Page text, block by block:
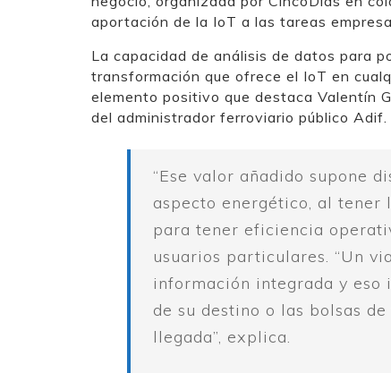
aportación de la IoT a las tareas
La capacidad de análisis de datos para
transformación que ofrece el IoT en
elemento positivo que destaca Valentín
del administrador ferroviario público Adif.
“Ese valor añadido supone
aspecto energético, al
para tener eficiencia
usuarios particulares. “Un
información integrada y
de su destino o las bolsas
llegada”, explica.